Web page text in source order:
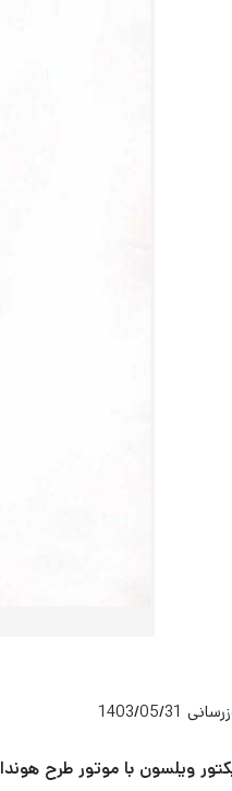
05/31
ویلسون با موتور طرح هوندا